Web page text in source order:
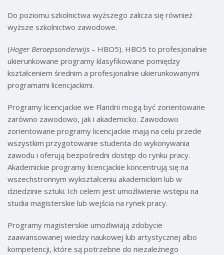
Do poziomu szkolnictwa wyższego zalicza się również
wyższe szkolnictwo zawodowe.
(Hoger Beroepsonderwijs – HBO5). HBO5 to profesjonalnie
ukierunkowane programy klasyfikowane pomiędzy
kształceniem średnim a profesjonalnie ukierunkowanymi
programami licencjackimi.
Programy licencjackie we Flandrii mogą być zorientowane
zarówno zawodowo, jak i akademicko. Zawodowo
zorientowane programy licencjackie mają na celu przede
wszystkim przygotowanie studenta do wykonywania
zawodu i oferują bezpośredni dostęp do rynku pracy.
Akademickie programy licencjackie koncentrują się na
wszechstronnym wykształceniu akademickim lub w
dziedzinie sztuki. Ich celem jest umożliwienie wstępu na
studia magisterskie lub wejścia na rynek pracy.
Programy magisterskie umożliwiają zdobycie
zaawansowanej wiedzy naukowej lub artystycznej albo
kompetencji, które są potrzebne do niezależnego